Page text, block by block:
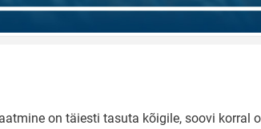
on täiesti tasuta kõigile, soovi korral